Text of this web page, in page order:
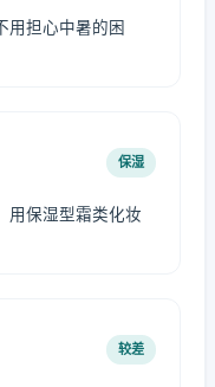
用担心中暑的困
保湿
用保湿型霜类化妆
较差